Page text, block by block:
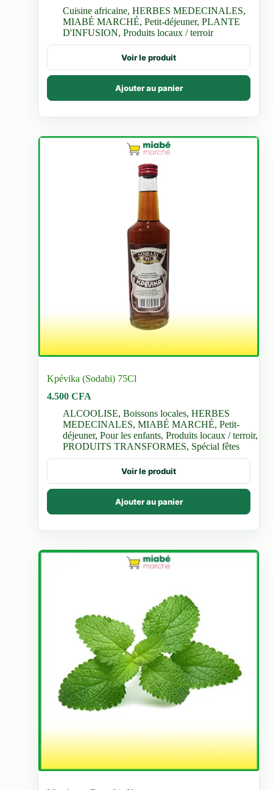
prix :
500 CFA
à
2.500 CFA
Cuisine africaine,HERBES MEDECINALES,
MIABÉ MARCHÉ,Petit-déjeuner,PLANTE
D'INFUSION,Produits locaux / terroir
Voir le produit
Ajouter au panier
Ce
a
plusieurs
Les
options
être
Kpévika (Sodabi) 75Cl
4.500CFA
ALCOOLISE,Boissons locales,HERBES
MEDECINALES,MIABÉ MARCHÉ,Petit-
déjeuner,Pour les enfants,Produits locaux / terroir,
PRODUITS TRANSFORMES, Spécial fêtes
Voir le produit
Ajouter au panier